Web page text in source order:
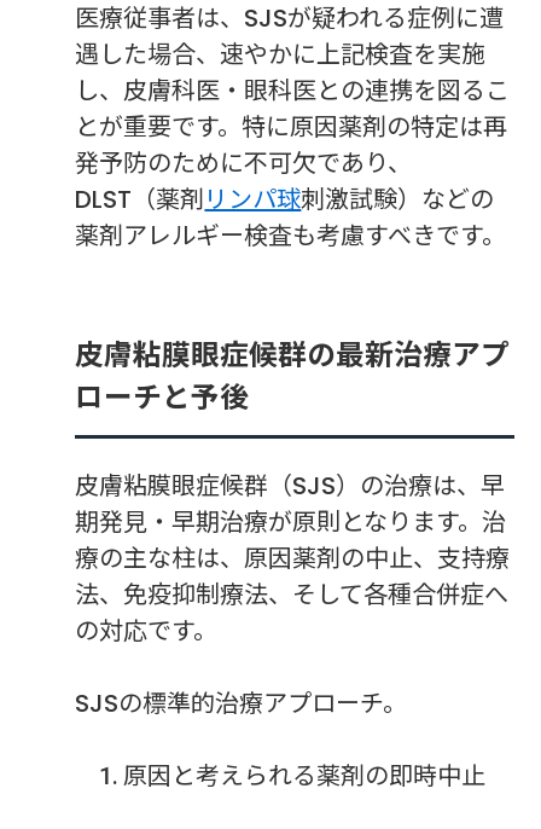
医療従事者は、SJSが疑われる症例に遭
遇した場合、速やかに上記検査を実施
し、皮膚科医・眼科医との連携を図るこ
とが重要です。特に原因薬剤の特定は再
発予防のために不可欠であり、
DLST（薬剤リンパ球刺激試験）などの
薬剤アレルギー検査も考慮すべきです。
皮膚粘膜眼症候群の最新治療アプ
ローチと予後
皮膚粘膜眼症候群（SJS）の治療は、早
期発見・早期治療が原則となります。治
療の主な柱は、原因薬剤の中止、支持療
法、免疫抑制療法、そして各種合併症へ
の対応です。
SJSの標準的治療アプローチ。
原因と考えられる薬剤の即時中止